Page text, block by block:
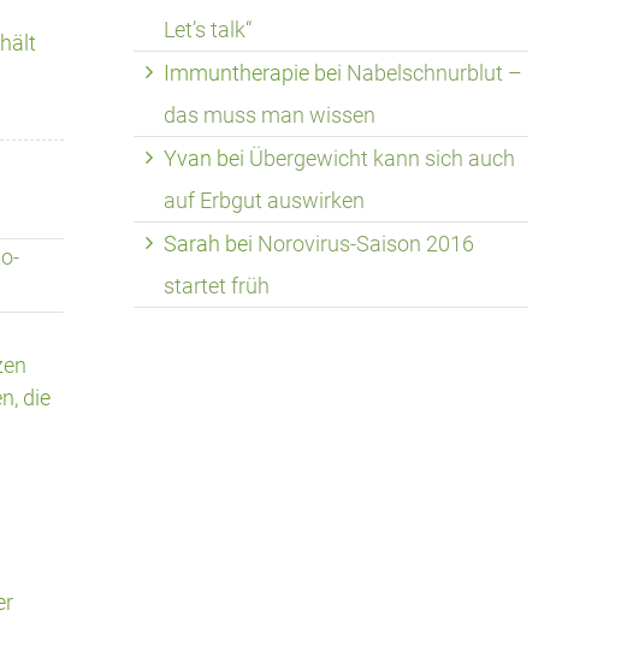
die
Let’s talk“
Immuntherapie bei Nabelschnurblut –
das muss man wissen
Yvan bei Übergewicht kann sich auch
auf Erbgut auswirken
Sarah bei Norovirus-Saison 2016
startet früh